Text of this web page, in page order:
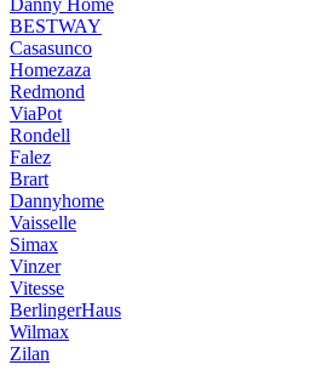
BESTWAY
Casasunco
Homezaza
Redmond
ViaPot
Rondell
Falez
Brart
Dannyhome
Vaisselle
Simax
Vinzer
Vitesse
BerlingerHaus
Wilmax
Zilan